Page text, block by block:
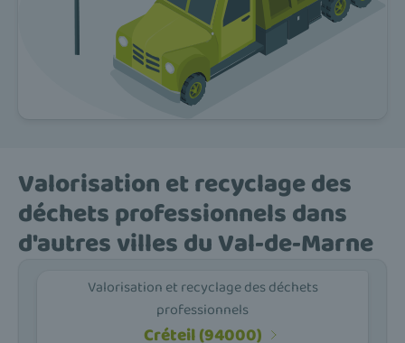
Valorisation et recyclage des
déchets professionnels dans
d'autres villes du Val-de-Marne
Valorisation et recyclage des déchets
professionnels
Créteil (94000)